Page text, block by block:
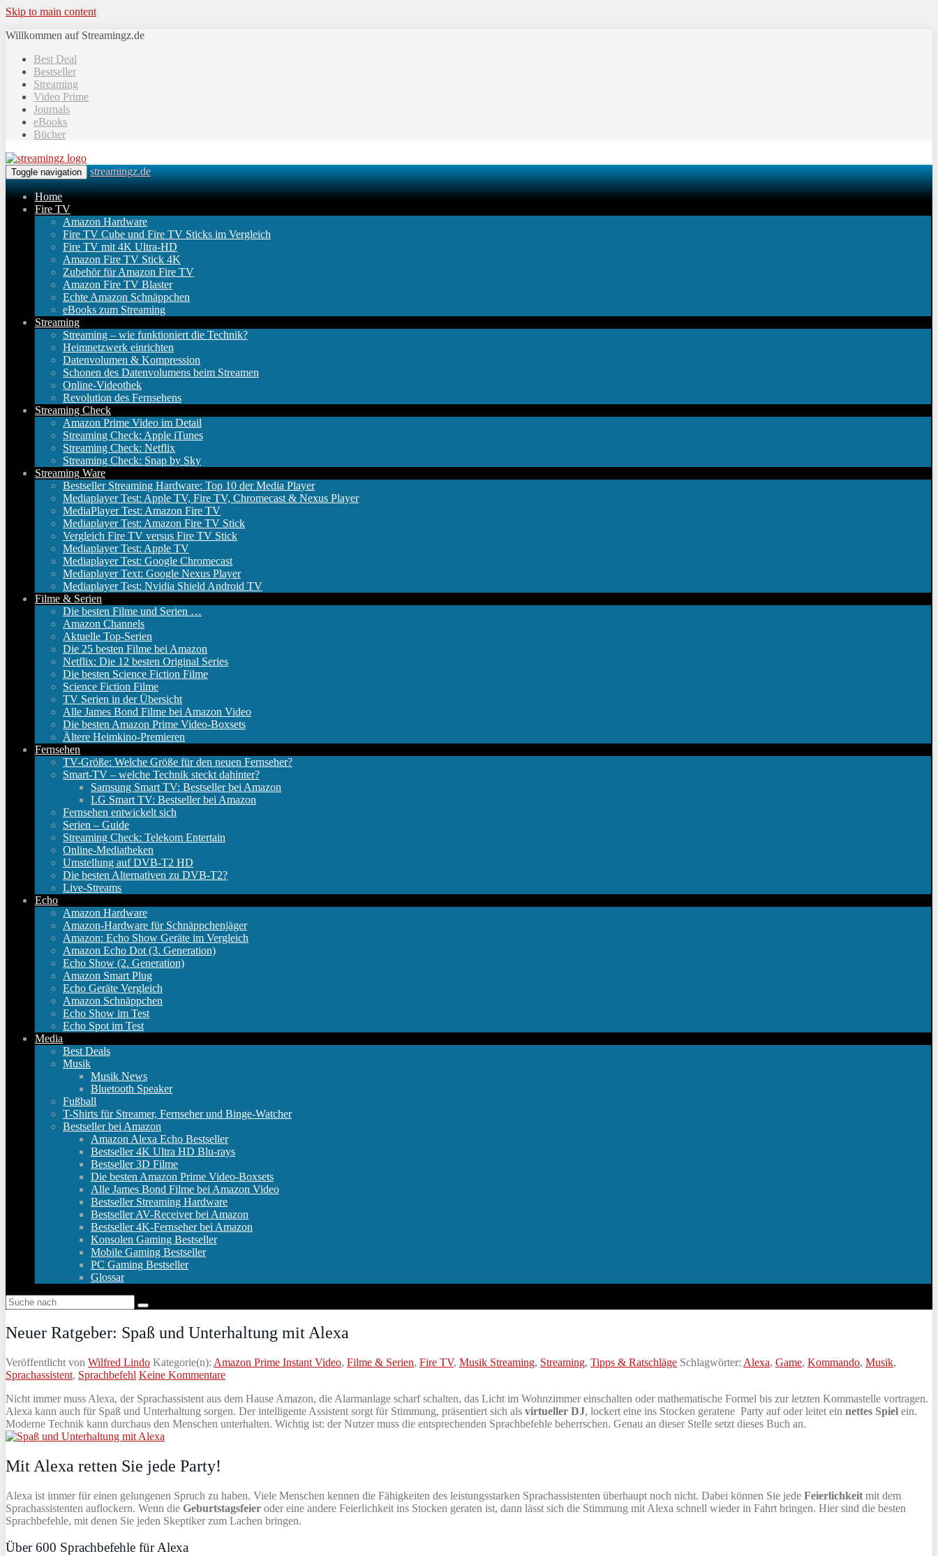
Skip to main content
Willkommen auf Streamingz.de
Best Deal
Bestseller
Streaming
Video Prime
Journals
eBooks
Bücher
Toggle navigation streamingz.de
Home
Fire TV
Amazon Hardware
Fire TV Cube und Fire TV Sticks im Vergleich
Fire TV mit 4K Ultra-HD
Amazon Fire TV Stick 4K
Zubehör für Amazon Fire TV
Amazon Fire TV Blaster
Echte Amazon Schnäppchen
eBooks zum Streaming
Streaming
Streaming – wie funktioniert die Technik?
Heimnetzwerk einrichten
Datenvolumen & Kompression
Schonen des Datenvolumens beim Streamen
Online-Videothek
Revolution des Fernsehens
Streaming Check
Amazon Prime Video im Detail
Streaming Check: Apple iTunes
Streaming Check: Netflix
Streaming Check: Snap by Sky
Streaming Ware
Bestseller Streaming Hardware: Top 10 der Media Player
Mediaplayer Test: Apple TV, Fire TV, Chromecast & Nexus Player
MediaPlayer Test: Amazon Fire TV
Mediaplayer Test: Amazon Fire TV Stick
Vergleich Fire TV versus Fire TV Stick
Mediaplayer Test: Apple TV
Mediaplayer Test: Google Chromecast
Mediaplayer Text: Google Nexus Player
Mediaplayer Test: Nvidia Shield Android TV
Filme & Serien
Die besten Filme und Serien …
Amazon Channels
Aktuelle Top-Serien
Die 25 besten Filme bei Amazon
Netflix: Die 12 besten Original Series
Die besten Science Fiction Filme
Science Fiction Filme
TV Serien in der Übersicht
Alle James Bond Filme bei Amazon Video
Die besten Amazon Prime Video-Boxsets
Ältere Heimkino-Premieren
Fernsehen
TV-Größe: Welche Größe für den neuen Fernseher?
Smart-TV – welche Technik steckt dahinter?
Samsung Smart TV: Bestseller bei Amazon
LG Smart TV: Bestseller bei Amazon
Fernsehen entwickelt sich
Serien – Guide
Streaming Check: Telekom Entertain
Online-Mediatheken
Umstellung auf DVB-T2 HD
Die besten Alternativen zu DVB-T2?
Live-Streams
Echo
Amazon Hardware
Amazon-Hardware für Schnäppchenjäger
Amazon: Echo Show Geräte im Vergleich
Amazon Echo Dot (3. Generation)
Echo Show (2. Generation)
Amazon Smart Plug
Echo Geräte Vergleich
Amazon Schnäppchen
Echo Show im Test
Echo Spot im Test
Media
Best Deals
Musik
Musik News
Bluetooth Speaker
Fußball
T-Shirts für Streamer, Fernseher und Binge-Watcher
Bestseller bei Amazon
Amazon Alexa Echo Bestseller
Bestseller 4K Ultra HD Blu-rays
Bestseller 3D Filme
Die besten Amazon Prime Video-Boxsets
Alle James Bond Filme bei Amazon Video
Bestseller Streaming Hardware
Bestseller AV-Receiver bei Amazon
Bestseller 4K-Fernseher bei Amazon
Konsolen Gaming Bestseller
Mobile Gaming Bestseller
PC Gaming Bestseller
Glossar
Neuer Ratgeber: Spaß und Unterhaltung mit Alexa
Veröffentlicht von Wilfred Lindo Kategorie(n): Amazon Prime Instant Video, Filme & Serien, Fire TV, Musik Streaming, Streaming, Tipps & Ratschläge Schlagwörter: Alexa, Game, Kommando, Musik,
Sprachassistent, Sprachbefehl Keine Kommentare
Nicht immer muss Alexa, der Sprachassistent aus dem Hause Amazon, die Alarmanlage scharf schalten, das Licht im Wohnzimmer einschalten oder mathematische Formel bis zur letzten Kommastelle vortragen.
Alexa kann auch für Spaß und Unterhaltung sorgen. Der intelligente Assistent sorgt für Stimmung, präsentiert sich als virtueller DJ, lockert eine ins Stocken geratene Party auf oder leitet ein nettes Spiel ein.
Moderne Technik kann durchaus den Menschen unterhalten. Wichtig ist: der Nutzer muss die entsprechenden Sprachbefehle beherrschen. Genau an dieser Stelle setzt dieses Buch an.
Mit Alexa retten Sie jede Party!
Alexa ist immer für einen gelungenen Spruch zu haben. Viele Menschen kennen die Fähigkeiten des leistungsstarken Sprachassistenten überhaupt noch nicht. Dabei können Sie jede Feierlichkeit mit dem
Sprachassistenten auflockern. Wenn die Geburtstagsfeier oder eine andere Feierlichkeit ins Stocken geraten ist, dann lässt sich die Stimmung mit Alexa schnell wieder in Fahrt bringen. Hier sind die besten
Sprachbefehle, mit denen Sie jeden Skeptiker zum Lachen bringen.
Über 600 Sprachbefehle für Alexa